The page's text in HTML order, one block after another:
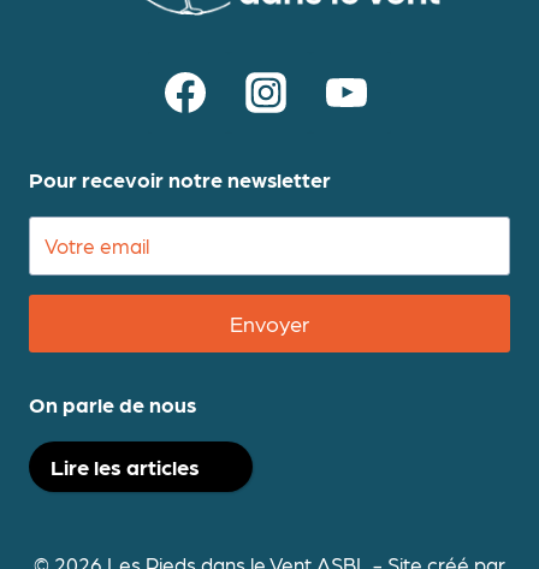
Pour recevoir notre newsletter
Envoyer
On parle de nous
Lire les articles